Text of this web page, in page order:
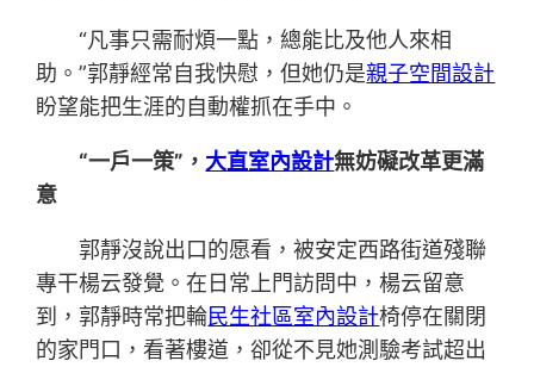
“凡事只需耐煩一點，總能比及他人來相
助。”郭靜經常自我快慰，但她仍是親子空間設計
盼望能把生涯的自動權抓在手中。
“一戶一策”， 大直室內設計無妨礙改革更滿
意
郭靜沒說出口的愿看，被安定西路街道殘聯
專干楊云發覺。在日常上門訪問中，楊云留意
到，郭靜時常把輪民生社區室內設計椅停在關閉
的家門口，看著樓道，卻從不見她測驗考試超出